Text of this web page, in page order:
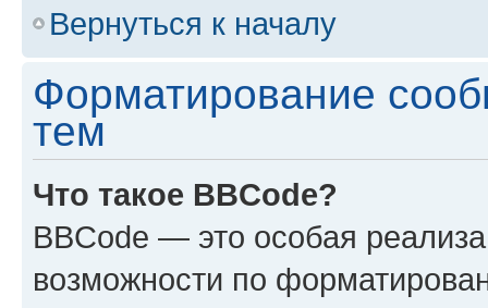
Вернуться к началу
Форматирование
тем
Что такое BBCode?
BBCode — это особая
возможности по